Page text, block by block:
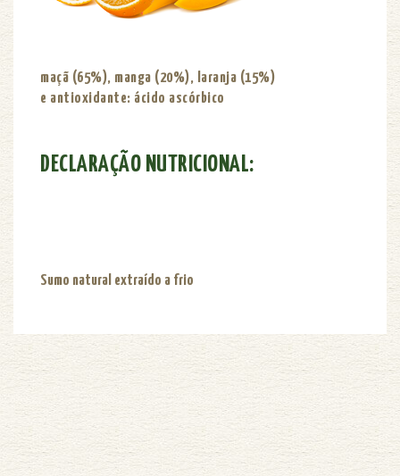
maçã (65%), manga (20%), laranja (15%)
e antioxidante: ácido ascórbico
DECLARAÇÃO NUTRICIONAL:
Sumo natural extraído a frio